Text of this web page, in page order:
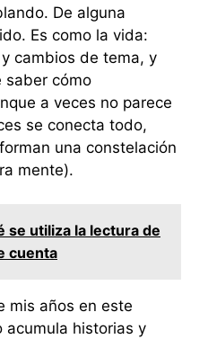
De alguna
Es como la vida:
cambios de tema, y
saber cómo
a veces no parece
se conecta todo,
una constelación
mente).
se utiliza la lectura de
cuenta
mis años en este
acumula historias y